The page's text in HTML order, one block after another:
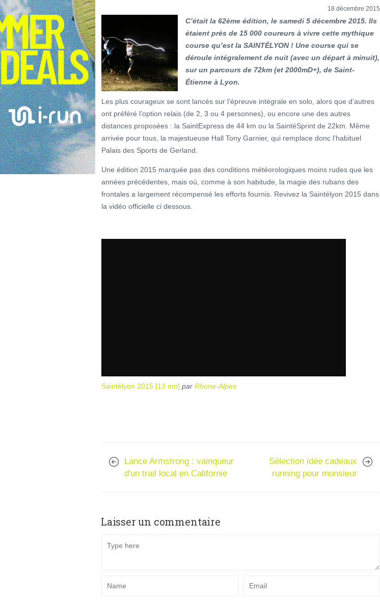
18 décembre 2015
C’était la 62ème édition, le samedi 5 décembre 2015. Ils
étaient près de 15 000 coureurs à vivre cette mythique
course qu’est la SAINTÉLYON ! Une course qui se
déroule intégralement de nuit (avec un départ à minuit),
sur un parcours de 72km (et 2000mD+), de Saint-
Étienne à Lyon.
Les plus courageux se sont lancés sur l’épreuve intégrale en solo, alors que d’autres
ont préféré l’option relais (de 2, 3 ou 4 personnes), ou encore une des autres
distances proposées : la SaintExpress de 44 km ou la SaintéSprint de 22km. Même
arrivée pour tous, la majestueuse Hall Tony Garnier, qui remplace donc l’habituel
Palais des Sports de Gerland.
Une édition 2015 marquée pas des conditions météorologiques moins rudes que les
années précédentes, mais où, comme à son habitude, la magie des rubans des
frontales a largement récompensé les efforts fournis. Revivez la Saintélyon 2015 dans
la vidéo officielle ci dessous.
Saintélyon 2015 [13 mn] par Rhone-Alpes
Lance Armstrong : vainqueur
d'un trail local en Californie
Sélection idée cadeaux
running pour monsieur
Laisser un commentaire